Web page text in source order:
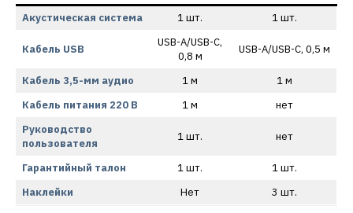
Акустическая система
1 шт. 1 шт.
Кабель USB
USB-A/USB-C,
0,8 м
USB-A/USB-C, 0,5 м
Кабель 3,5-мм аудио 1 м
1 м
Кабель питания 220 В
1 м
нет
Руководство
пользователя
1 шт. нет
Гарантийный талон 1 шт.
1 шт.
Наклейки
Нет 3 шт.